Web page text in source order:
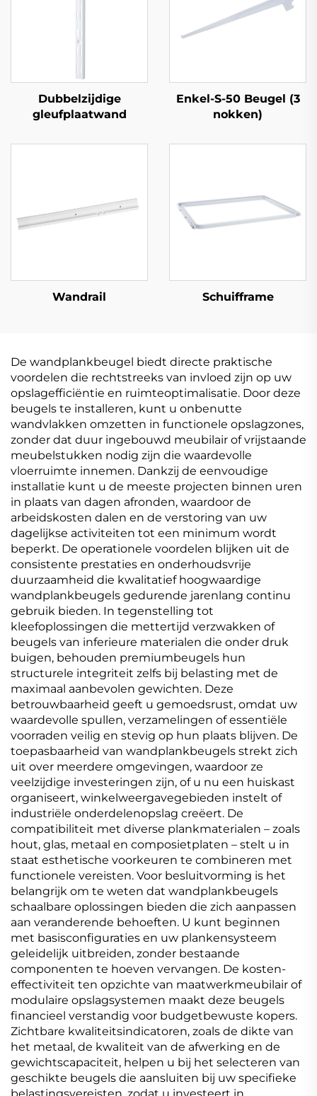
Dubbelzijdige
gleufplaatwand
Enkel-S-50 Beugel (3
nokken)
Wandrail Schuifframe
De wandplankbeugel biedt directe praktische
voordelen die rechtstreeks van invloed zijn op uw
opslagefficiëntie en ruimteoptimalisatie. Door deze
beugels te installeren, kunt u onbenutte
wandvlakken omzetten in functionele opslagzones,
zonder dat duur ingebouwd meubilair of vrijstaande
meubelstukken nodig zijn die waardevolle
vloerruimte innemen. Dankzij de eenvoudige
installatie kunt u de meeste projecten binnen uren
in plaats van dagen afronden, waardoor de
arbeidskosten dalen en de verstoring van uw
dagelijkse activiteiten tot een minimum wordt
beperkt. De operationele voordelen blijken uit de
consistente prestaties en onderhoudsvrije
duurzaamheid die kwalitatief hoogwaardige
wandplankbeugels gedurende jarenlang continu
gebruik bieden. In tegenstelling tot
kleefoplossingen die mettertijd verzwakken of
beugels van inferieure materialen die onder druk
buigen, behouden premiumbeugels hun
structurele integriteit zelfs bij belasting met de
maximaal aanbevolen gewichten. Deze
betrouwbaarheid geeft u gemoedsrust, omdat uw
waardevolle spullen, verzamelingen of essentiële
voorraden veilig en stevig op hun plaats blijven. De
toepasbaarheid van wandplankbeugels strekt zich
uit over meerdere omgevingen, waardoor ze
veelzijdige investeringen zijn, of u nu een huiskast
organiseert, winkelweergavegebieden instelt of
industriële onderdelenopslag creëert. De
compatibiliteit met diverse plankmaterialen – zoals
hout, glas, metaal en composietplaten – stelt u in
staat esthetische voorkeuren te combineren met
functionele vereisten. Voor besluitvorming is het
belangrijk om te weten dat wandplankbeugels
schaalbare oplossingen bieden die zich aanpassen
aan veranderende behoeften. U kunt beginnen
met basisconfiguraties en uw plankensysteem
geleidelijk uitbreiden, zonder bestaande
componenten te hoeven vervangen. De kosten-
effectiviteit ten opzichte van maatwerkmeubilair of
modulaire opslagsystemen maakt deze beugels
financieel verstandig voor budgetbewuste kopers.
Zichtbare kwaliteitsindicatoren, zoals de dikte van
het metaal, de kwaliteit van de afwerking en de
gewichtscapaciteit, helpen u bij het selecteren van
geschikte beugels die aansluiten bij uw specifieke